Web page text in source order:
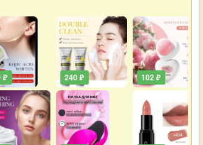
₽ 240 ₽ 102 ₽